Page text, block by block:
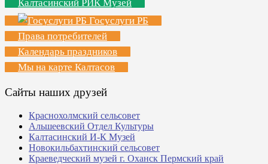
Калтасинский РИК Музей
Госуслуги РБ
Права потребителей
Календарь праздников
Мы на карте Калтасов
Сайты наших друзей
Краснохолмский сельсовет
Альшеевский Отдел Культуры
Калтасинский И-К Музей
Новокильбахтинский сельсовет
Краеведческий музей г. Оханск Пермский край